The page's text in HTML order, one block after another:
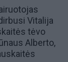
Vitalija
tėvo
Alberto,